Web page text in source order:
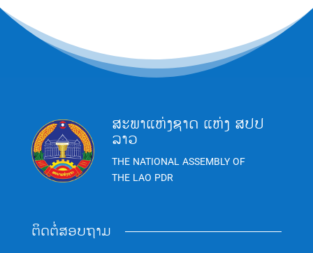
ສະພາແຫ່ງຊາດ ແຫ່ງ ສປປ
ລາວ
THE NATIONAL ASSEMBLY OF
THE LAO PDR
ຕິດຕໍ່ສອບຖາມ